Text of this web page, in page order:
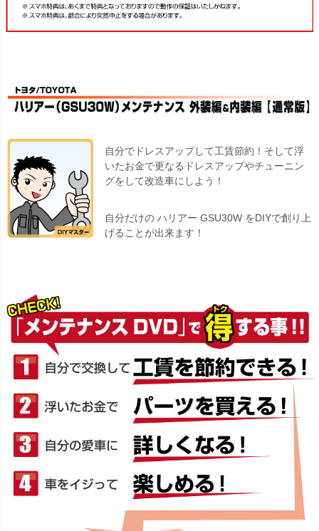
自分でドレスアップして工賃節約！そして浮
いたお金で更なるドレスアップやチューニン
グをして改造車にしよう！
自分だけの ハリアー GSU30W をDIYで創り上
げることが出来ます！